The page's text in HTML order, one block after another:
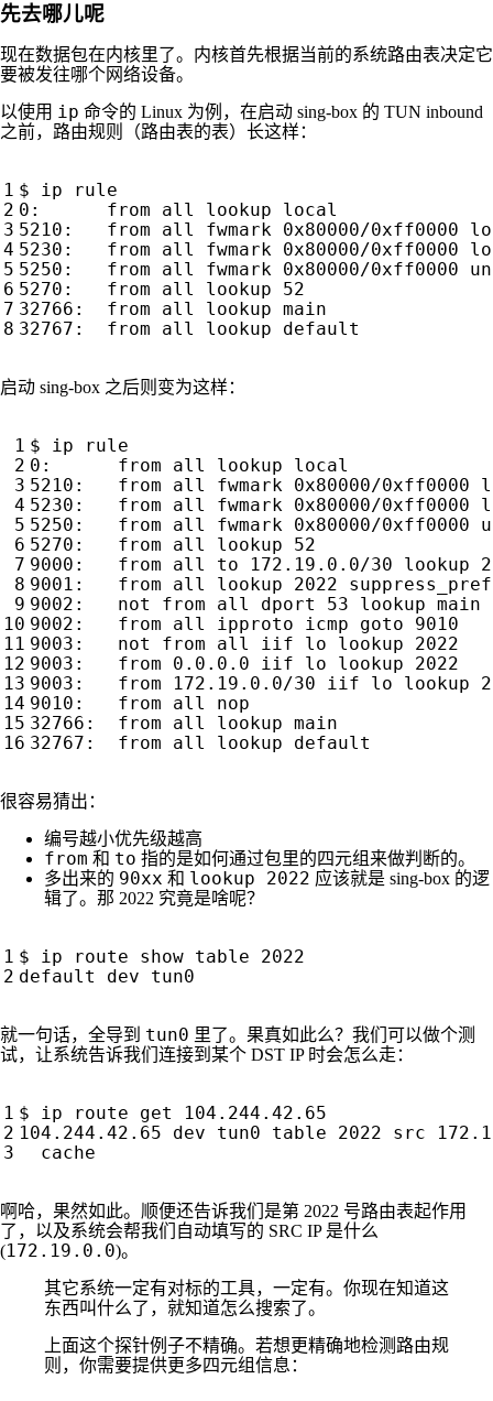
先去哪儿呢
现在数据包在内核里了。内核首先根据当前的系统路由表决定它
要被发往哪个网络设备。
以使用 ip 命令的 Linux 为例，在启动 sing-box 的 TUN inbound
之前，路由规则（路由表的表）长这样：
0:	from all lookup local
5270:	from all lookup 52
启动 sing-box 之后则变为这样：
0:	from all lookup local
5270:	from all lookup 52
9000:	from all to 172.19.0.0/30 lookup
9001:	from all lookup 2022
9002:	not from all dport 53 lookup
9002:	from all ipproto icmp goto 9010
9003:	not from all iif lo lookup 2022
9003:	from 0.0.0.0 iif lo lookup 2022
9003:	from 172.19.0.0/30 iif lo lookup
很容易猜出：
编号越小优先级越高
from 和 to 指的是如何通过包里的四元组来做判断的。
多出来的 90xx 和 lookup 2022 应该就是 sing-box 的逻
辑了。那 2022 究竟是啥呢？
$ ip route show table 2022
就一句话，全导到 tun0 里了。果真如此么？我们可以做个测
试，让系统告诉我们连接到某个 DST IP 时会怎么走：
104.244.42.65 dev tun0 table 2022 src
啊哈，果然如此。顺便还告诉我们是第 2022 号路由表起作用
了，以及系统会帮我们自动填写的 SRC IP 是什么
(172.19.0.0)。
其它系统一定有对标的工具，一定有。你现在知道这
东西叫什么了，就知道怎么搜索了。
上面这个探针例子不精确。若想更精确地检测路由规
则，你需要提供更多四元组信息：